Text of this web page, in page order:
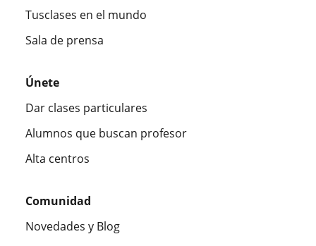
Tusclases en el mundo
Sala de prensa
Únete
Dar clases particulares
Alumnos que buscan profesor
Alta centros
Comunidad
Novedades y Blog